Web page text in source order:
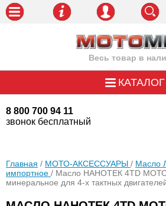
Весь товар в
8 800 700 94 11
звонок бесплатный
КАТАЛОГ
Главная / МОТО-АКСЕССУАРЫ / Масло
импортное / Масло НАНОТЕК 4ТD МОТО
минеральное для 4-х тактных